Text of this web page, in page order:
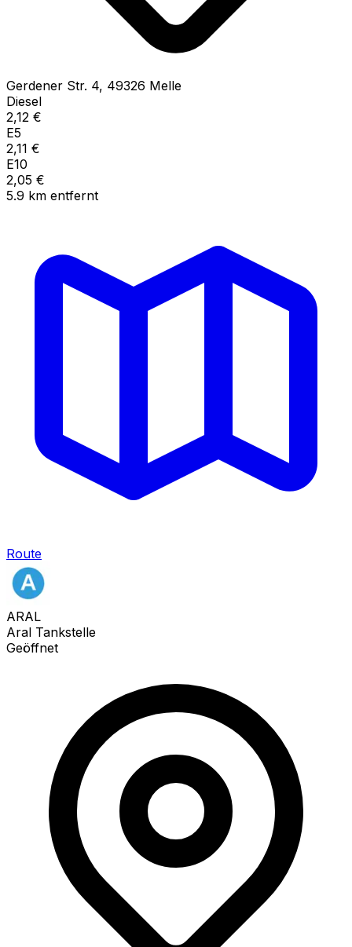
Gerdener Str. 4, 49326 Melle
Diesel
2,12 €
E5
2,11 €
E10
2,05 €
5.9 km entfernt
Route
ARAL
Aral Tankstelle
Geöffnet